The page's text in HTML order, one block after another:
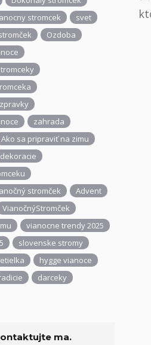
stromcek
svet
Ozdoba
zahrada
Ako sa pripraviť na zimu
dekoracie
stromček
Advent
VianočnýStromček
vianocne trendy 2025
slovenske stromy
hygge vianoce
darceky
ma.